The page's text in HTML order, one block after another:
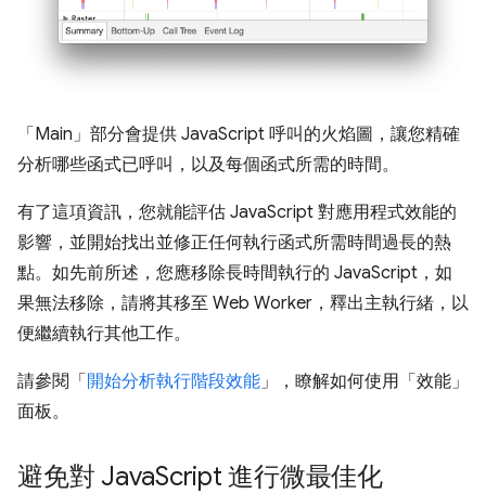
「Main」 部分會提供 JavaScript 呼叫的火焰圖，讓您精確
分析哪些函式已呼叫，以及每個函式所需的時間。
有了這項資訊，您就能評估 JavaScript 對應用程式效能的
影響，並開始找出並修正任何執行函式所需時間過長的熱
點。如先前所述，您應移除長時間執行的 JavaScript，如
果無法移除，請將其移至 Web Worker，釋出主執行緒，以
便繼續執行其他工作。
請參閱「開始分析執行階段效能 」，瞭解如何使用「效能」
面板。
避免對 JavaScript 進行微最佳化